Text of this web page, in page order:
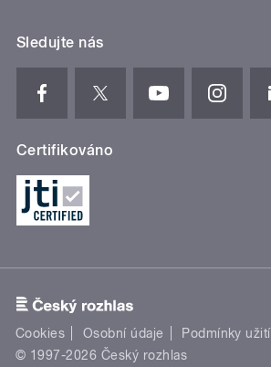
Sledujte nás
Certifikováno
Cookies Osobní údaje Podmínky užití
© 1997-2026 Český rozhlas